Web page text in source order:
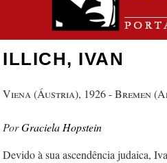
ILLICH, IVAN
Viena (Áustria), 1926 - Bremen
Graciela Hopstein
Devido à sua ascendência judaica,